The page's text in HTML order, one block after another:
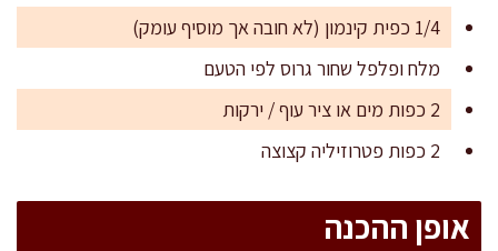
1/4 כפית קינמון (לא חובה אך מוסיף עומק)
מלח ופלפל שחור גרוס לפי הטעם
2 כפות מים או ציר עוף / ירקות
2 כפות פטרוזיליה קצוצה
אופן ההכנה